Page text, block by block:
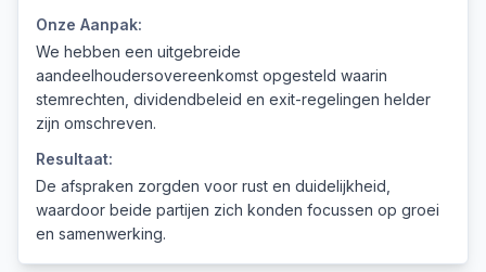
Onze Aanpak:
We hebben een uitgebreide
aandeelhoudersovereenkomst opgesteld waarin
stemrechten, dividendbeleid en exit-regelingen helder
zijn omschreven.
Resultaat:
De afspraken zorgden voor rust en duidelijkheid,
waardoor beide partijen zich konden focussen op groei
en samenwerking.